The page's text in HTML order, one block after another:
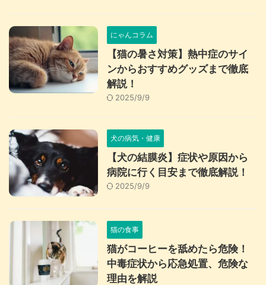
にゃんコラム
【猫の暑さ対策】熱中症のサイ
ンからおすすめグッズまで徹底
解説！
2025/9/9
犬の病気・健康
【犬の結膜炎】症状や原因から
病院に行く目安まで徹底解説！
2025/9/9
猫の食事
猫がコーヒーを舐めたら危険！
中毒症状から応急処置、危険な
理由を解説